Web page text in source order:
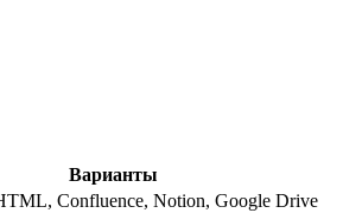
Варианты
Confluence, Notion, Google Drive